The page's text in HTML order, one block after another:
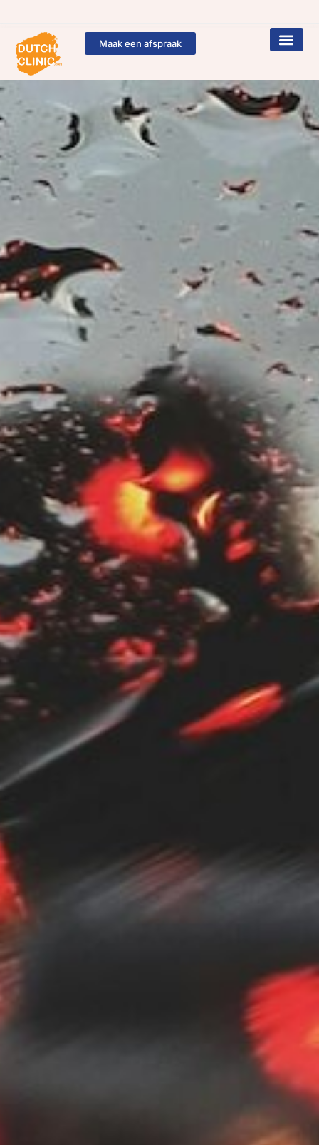
Maak een afspraak